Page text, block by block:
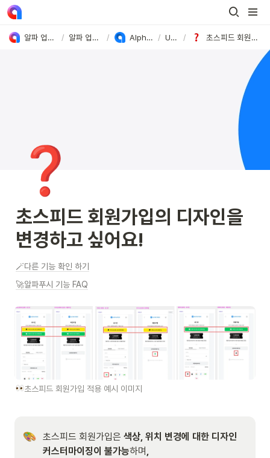
알파 업셀&푸시 User Guide / 알파 업셀&푸시 가이드 / Alpha Push 사용방법 / Untitled / 초스피드 회원가입의 디자인을 변경하고 싶어요!
❓
초스피드 회원가입의 디자인을
변경하고 싶어요!
🪄다른 기능 확인 하기
🚀알파푸시 기능 FAQ
초스피드 회원가입 적용 예시 이미지
초스피드 회원가입은 색상, 위치 변경에 대한 디자인
커스터마이징이 불가능하며 ,